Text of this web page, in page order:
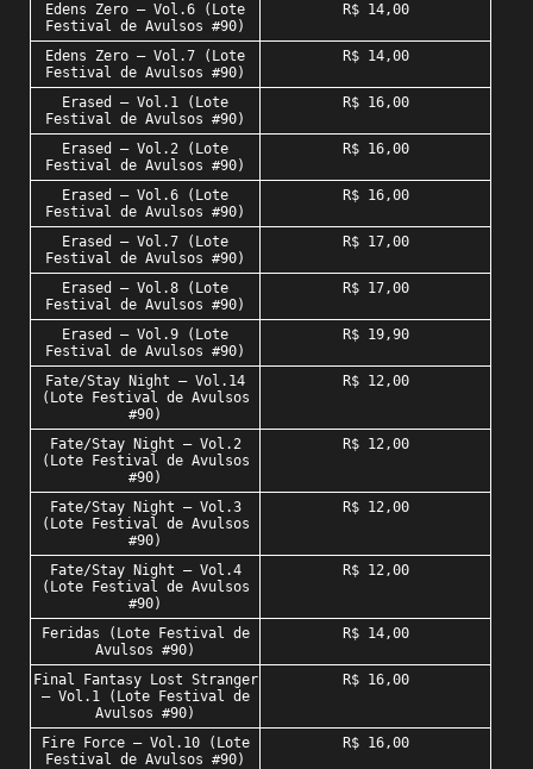
Edens Zero – Vol.6 (Lote
Festival de Avulsos #90)
R$ 14,00
Edens Zero – Vol.7 (Lote
Festival de Avulsos #90)
R$ 14,00
Erased – Vol.1 (Lote
Festival de Avulsos #90)
R$ 16,00
Erased – Vol.2 (Lote
Festival de Avulsos #90)
R$ 16,00
Erased – Vol.6 (Lote
Festival de Avulsos #90)
R$ 16,00
Erased – Vol.7 (Lote
Festival de Avulsos #90)
R$ 17,00
Erased – Vol.8 (Lote
Festival de Avulsos #90)
R$ 17,00
Erased – Vol.9 (Lote
Festival de Avulsos #90)
R$ 19,90
Fate/Stay Night – Vol.14
(Lote Festival de Avulsos
#90)
R$ 12,00
Fate/Stay Night – Vol.2
(Lote Festival de Avulsos
#90)
R$ 12,00
Fate/Stay Night – Vol.3
(Lote Festival de Avulsos
#90)
R$ 12,00
Fate/Stay Night – Vol.4
(Lote Festival de Avulsos
#90)
R$ 12,00
Feridas (Lote Festival de
Avulsos #90)
R$ 14,00
Final Fantasy Lost Stranger
– Vol.1 (Lote Festival de
Avulsos #90)
R$ 16,00
Fire Force – Vol.10 (Lote
Festival de Avulsos #90)
R$ 16,00